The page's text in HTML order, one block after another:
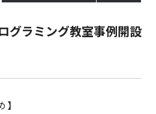
グラミング教室事例開設